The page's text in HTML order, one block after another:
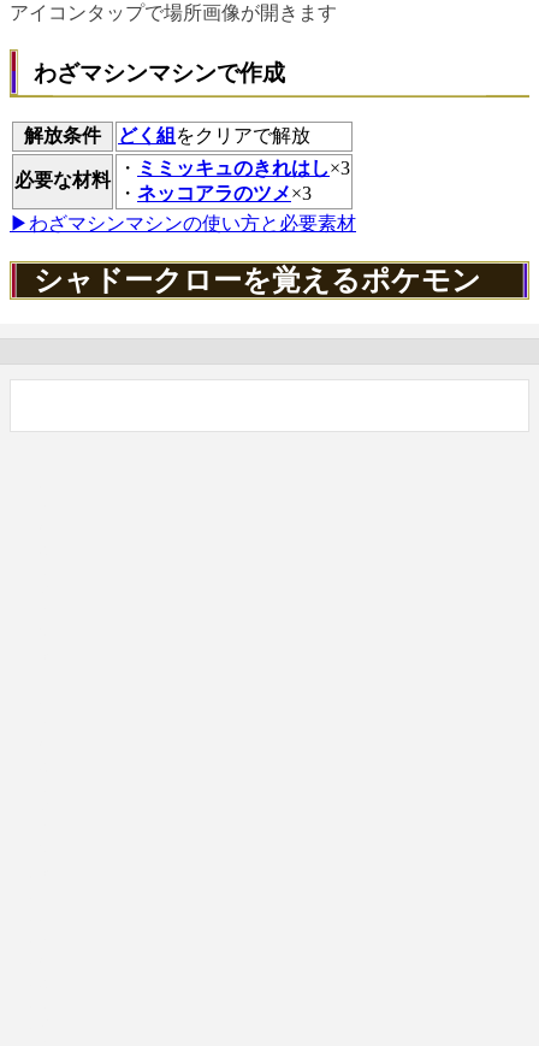
アイコンタップで場所画像が開きます
わざマシンマシンで作成
解放条件 どく組 をクリアで解放
必要な材料
・ ミミッキュのきれはし×3
・ ネッコアラのツメ×3
▶わざマシンマシンの使い方と必要素材
シャドークローを覚えるポケモン